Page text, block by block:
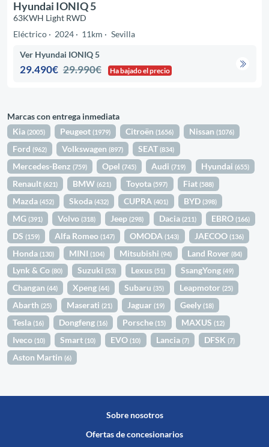
Hyundai IONIQ 5
63KWH Light RWD
Eléctrico
2024 11km Sevilla
Ver Hyundai IONIQ 5
29.490€ 29.990€ Ha bajado el precio
Marcas con entrega inmediata
Kia(2005) Peugeot(1979) Citroën(1656) Nissan (1076)
Ford(962) Volkswagen(897) SEAT(834)
Mercedes-Benz(759) Opel(745) Audi(719) Hyundai (655)
Renault(621) BMW(621) Toyota(597) Fiat (588)
Mazda(452) Skoda(432) CUPRA(401) BYD (398)
MG(391) Volvo(318) Jeep(298) Dacia (211) EBRO (166)
DS(159) Alfa Romeo(147) OMODA(143) JAECOO (136)
Honda(130) MINI(104) Mitsubishi(94) Land Rover (84)
Lynk & Co(80) Suzuki(53) Lexus(51) SsangYong (49)
Changan(44) Xpeng(44) Subaru(35) Leapmotor (25)
Abarth(25) Maserati(21) Jaguar(19) Geely (18)
Tesla(16) Dongfeng(16) Porsche(15) MAXUS (12)
Iveco(10) Smart(10) EVO(10) Lancia (7) DFSK (7)
Aston Martin(6)
Sobre nosotros
Ofertas de concesionarios